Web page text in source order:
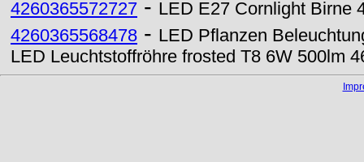
4260365572727 - LED E27 Cornlight Birne
4260365568478 - LED Pflanzen
LED Leuchtstoffröhre frosted T8 6W 500lm